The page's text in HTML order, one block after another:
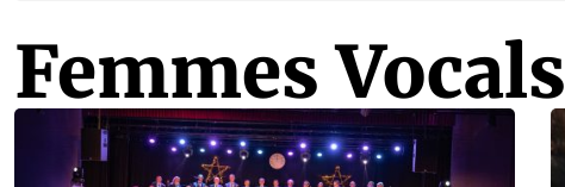
Femmes Vocals